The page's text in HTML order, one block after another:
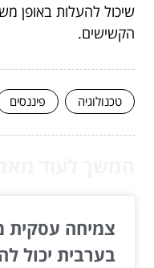
שיכול להעלות באופן
הקשישים.
טכנולוגיה פיננסים
צמיחה עסקית
בערבית יכול